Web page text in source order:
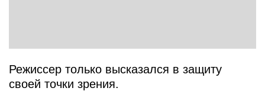
Режиссер только высказался в защиту
своей точки зрения.